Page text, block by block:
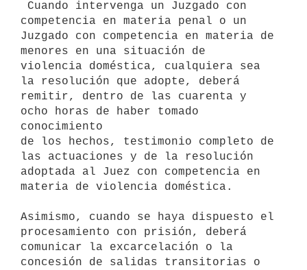
competencia en materia penal o un
Juzgado con competencia en materia de
menores en una situación de
violencia doméstica, cualquiera sea
la resolución que adopte, deberá
remitir, dentro de las cuarenta y
ocho horas de haber tomado
conocimiento
de los hechos, testimonio completo de
las actuaciones y de la resolución
adoptada al Juez con competencia en
materia de violencia doméstica.
Asimismo, cuando se haya dispuesto el
procesamiento con prisión, deberá
comunicar la excarcelación o la
concesión de salidas transitorias o